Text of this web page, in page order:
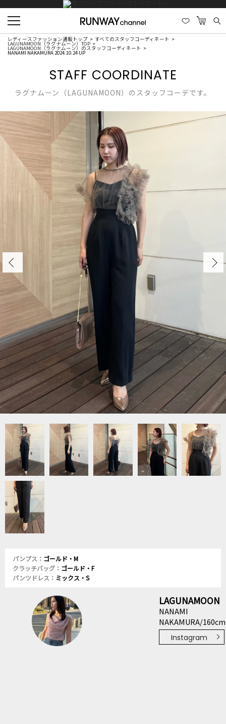
レディースファッション通販トップ すべてのスタッフコーディネート
LAGUNAMOON（ラグナムーン）TOP
LAGUNAMOON（ラグナムーン）のスタッフコーディネート
NANAMI NAKAMURA 2024.10.24 UP
STAFF COORDINATE
ラグナムーン（LAGUNAMOON）のスタッフコーデです。
パンプス： ゴールド・M
クラッチバッグ： ゴールド・F
パンツドレス： ミックス・S
LAGUNAMOON
NANAMI
NAKAMURA/160cm
Instagram